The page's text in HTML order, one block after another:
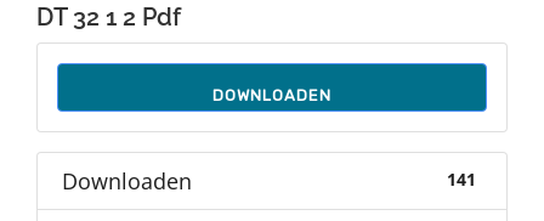
Auteurs
Over Dth
DT 32 1 2 Pdf
DOWNLOADEN
Downloaden 141